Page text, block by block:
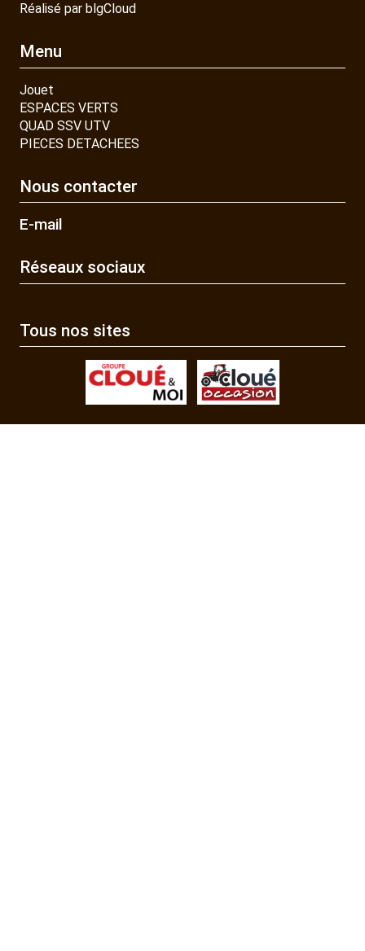
Réalisé par blgCloud
Menu
Jouet
ESPACES VERTS
QUAD SSV UTV
PIECES DETACHEES
Nous contacter
E-mail
Réseaux sociaux
Tous nos sites